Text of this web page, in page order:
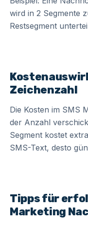
wird in 2 Segmente
Restsegment
Zeichenzahl
Die Kosten im SMS
der Anzahl
Segment kostet
SMS-Text, desto
Tipps für
Marketing